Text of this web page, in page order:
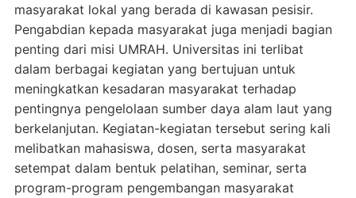
masyarakat lokal yang berada di kawasan pesisir.
Pengabdian kepada masyarakat juga menjadi bagian
penting dari misi UMRAH. Universitas ini terlibat
dalam berbagai kegiatan yang bertujuan untuk
meningkatkan kesadaran masyarakat terhadap
pentingnya pengelolaan sumber daya alam laut yang
berkelanjutan. Kegiatan-kegiatan tersebut sering kali
melibatkan mahasiswa, dosen, serta masyarakat
setempat dalam bentuk pelatihan, seminar, serta
program-program pengembangan masyarakat